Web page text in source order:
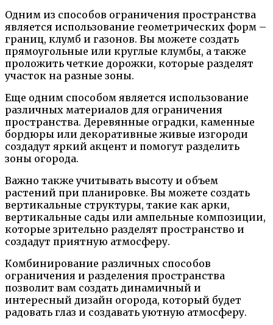
Одним из способов ограничения пространства
является использование геометрических форм –
границ, клумб и газонов. Вы можете создать
прямоугольные или круглые клумбы, а также
проложить четкие дорожки, которые разделят
участок на разные зоны.
Еще одним способом является использование
различных материалов для ограничения
пространства. Деревянные оградки, каменные
бордюры или декоративные живые изгороди
создадут яркий акцент и помогут разделить
зоны огорода.
Важно также учитывать высоту и объем
растений при планировке. Вы можете создать
вертикальные структуры, такие как арки,
вертикальные сады или ампельные композиции,
которые зрительно разделят пространство и
создадут приятную атмосферу.
Комбинирование различных способов
ограничения и разделения пространства
позволит вам создать динамичный и
интересный дизайн огорода, который будет
радовать глаз и создавать уютную атмосферу.